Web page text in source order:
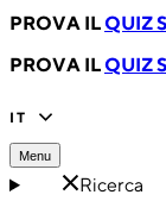
PROVA ILQUIZ
PROVA ILQUIZ
IT
Menu
Ricerca